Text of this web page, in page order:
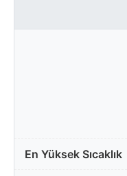
En Yüksek Sıcaklık